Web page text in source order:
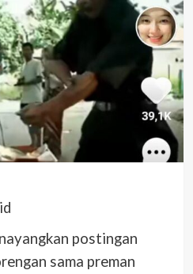
postingan
sama preman